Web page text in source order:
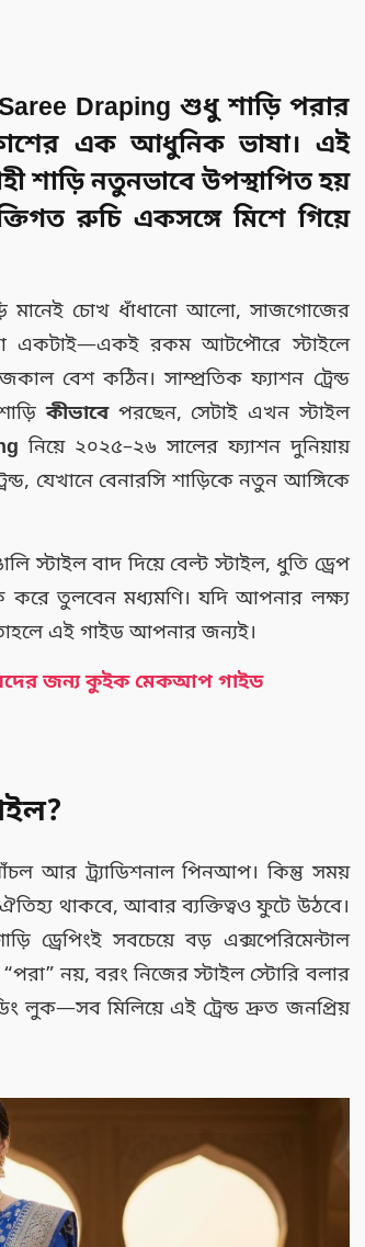
Draping শুধু শাড়ি পরার
এক আধুনিক ভাষা। এই
শাড়ি নতুনভাবে উপস্থাপিত হয়
রুচি একসঙ্গে মিশে গিয়ে
মানেই চোখ ধাঁধানো আলো, সাজগোজের
একটাই—একই রকম আটপৌরে স্টাইলে
বেশ কঠিন। সাম্প্রতিক ফ্যাশন ট্রেন্ড
কীভাবেপরছেন, সেটাই এখন স্টাইল
নিয়ে ২০২৫–২৬ সালের ফ্যাশন দুনিয়ায়
যেখানে বেনারসি শাড়িকে নতুন আঙ্গিকে
স্টাইল বাদ দিয়ে বেল্ট স্টাইল, ধুতি ড্রেপ
করে তুলবেন মধ্যমণি। যদি আপনার লক্ষ্য
এই গাইড আপনার জন্যই।
জন্য কুইক মেকআপ গাইড
আর ট্র্যাডিশনাল পিনআপ। কিন্তু সময়
থাকবে, আবার ব্যক্তিত্বও ফুটে উঠবে।
ড্রেপিংই সবচেয়ে বড় এক্সপেরিমেন্টাল
নয়, বরং নিজের স্টাইল স্টোরি বলার
লুক—সব মিলিয়ে এই ট্রেন্ড দ্রুত জনপ্রিয়